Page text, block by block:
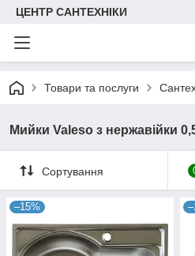
ЦЕНТР САНТЕХНІКИ
Товари та послуги
Мийки Valeso з нержавійки
Сортування
–15%